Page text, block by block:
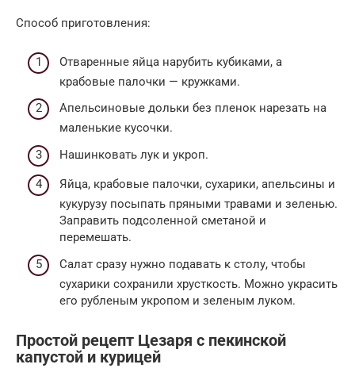
Способ приготовления:
Отваренные яйца нарубить кубиками, а
крабовые палочки — кружками.
Апельсиновые дольки без пленок нарезать на
маленькие кусочки.
Нашинковать лук и укроп.
Яйца, крабовые палочки, сухарики, апельсины и
кукурузу посыпать пряными травами и зеленью.
Заправить подсоленной сметаной и
перемешать.
Салат сразу нужно подавать к столу, чтобы
сухарики сохранили хрусткость. Можно украсить
его рубленым укропом и зеленым луком.
Простой рецепт Цезаря с пекинской
капустой и курицей